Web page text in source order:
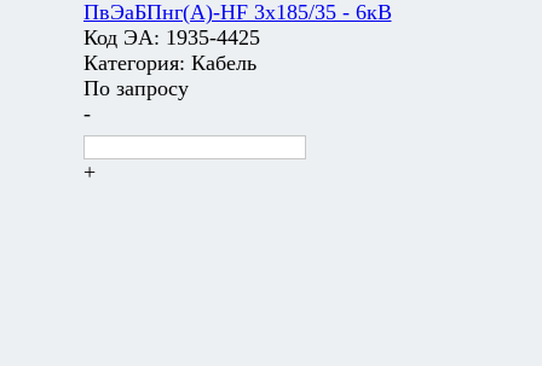
ПвЭаБПнг(А)-HF 3х185/35 - 6кВ
Код ЭА: 1935-4425
Категория: Кабель
По запросу
-
+